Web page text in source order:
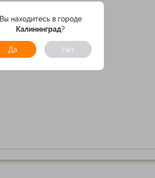
Вы находитесь в городе
Калининград?
Да Нет